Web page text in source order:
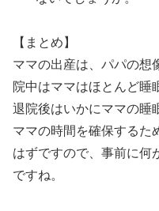
【まとめ】
ママの出産は、パパの想
院中はママはほとんど睡
退院後はいかにママの睡
ママの時間を確保するた
はずですので、事前に何
ですね。